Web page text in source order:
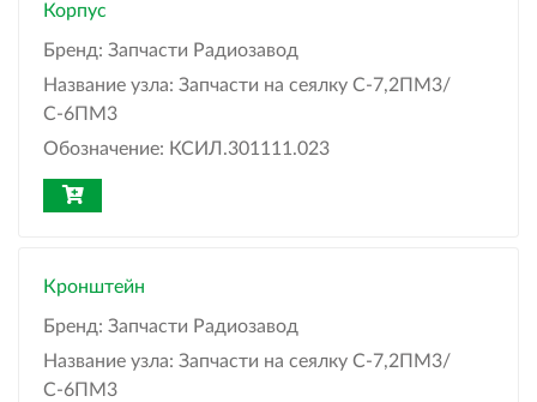
Корпус
Бренд: Запчасти Радиозавод
Название узла: Запчасти на сеялку С-7,2ПМ3/
С-6ПМ3
Обозначение: КСИЛ.301111.023
Кронштейн
Бренд: Запчасти Радиозавод
Название узла: Запчасти на сеялку С-7,2ПМ3/
С-6ПМ3